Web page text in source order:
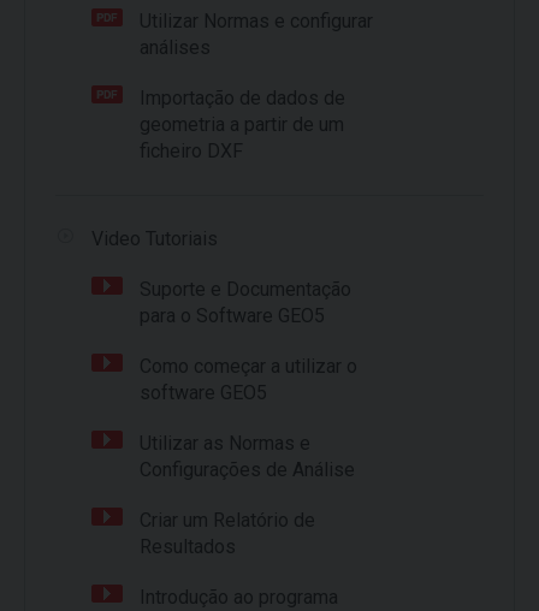
Utilizar Normas e configurar
análises
Importação de dados de
geometria a partir de um
ficheiro DXF
Video Tutoriais
Suporte e Documentação
para o Software GEO5
Como começar a utilizar o
software GEO5
Utilizar as Normas e
Configurações de Análise
Criar um Relatório de
Resultados
Introdução ao programa